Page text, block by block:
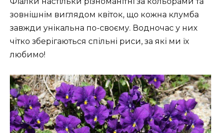
зовнішнім виглядом квіток, що кожна клумба
завжди унікальна по-своєму. Водночас у них
чітко зберігаються спільні риси, за які ми їх
любимо!